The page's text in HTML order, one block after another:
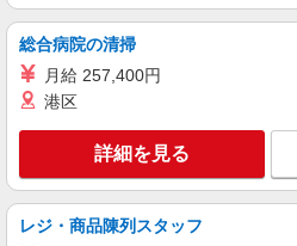
総合病院の清掃
月給 257,400円
港区
詳細を見る
レジ・商品陳列スタッフ